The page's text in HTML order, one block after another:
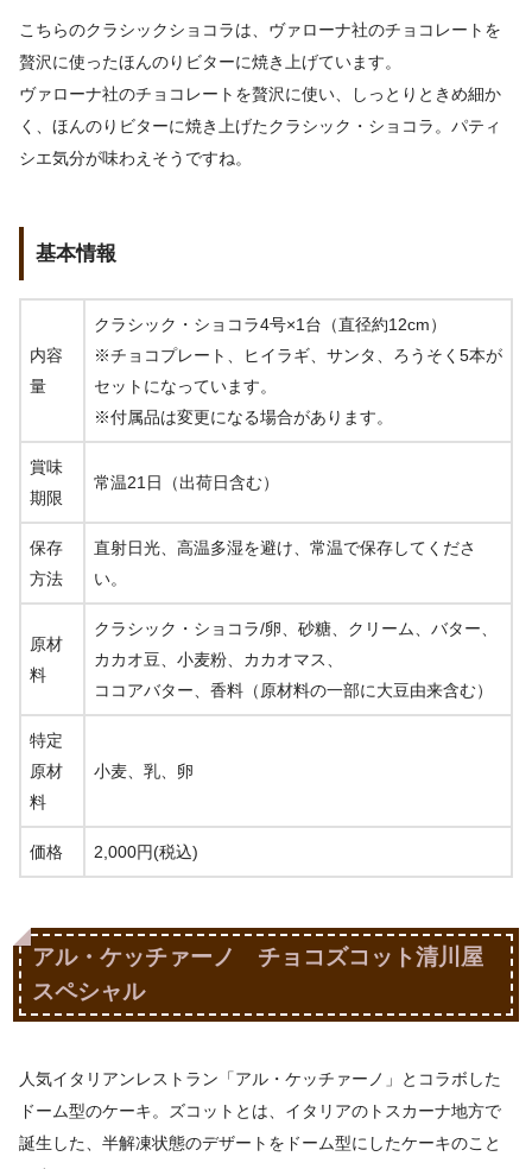
こちらのクラシックショコラは、ヴァローナ社のチョコレートを
贅沢に使ったほんのりビターに焼き上げています。
ヴァローナ社のチョコレートを贅沢に使い、しっとりときめ細か
く、ほんのりビターに焼き上げたクラシック・ショコラ。パティ
シエ気分が味わえそうですね。
基本情報
内容
量
クラシック・ショコラ4号×1台（直径約12cm）
※チョコプレート、ヒイラギ、サンタ、ろうそく5本が
セットになっています。
※付属品は変更になる場合があります。
賞味
期限
常温21日（出荷日含む）
保存
方法
直射日光、高温多湿を避け、常温で保存してくださ
い。
原材
料
クラシック・ショコラ/卵、砂糖、クリーム、バター、
カカオ豆、小麦粉、カカオマス、
ココアバター、香料（原材料の一部に大豆由来含む）
特定
原材
料
小麦、乳、卵
価格 2,000円(税込)
アル・ケッチァーノ チョコズコット清川屋
スペシャル
人気イタリアンレストラン「アル・ケッチァーノ」とコラボした
ドーム型のケーキ。ズコットとは、イタリアのトスカーナ地方で
誕生した、半解凍状態のデザートをドーム型にしたケーキのこと